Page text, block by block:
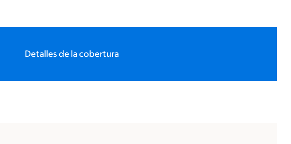
Detalles de la cobertura